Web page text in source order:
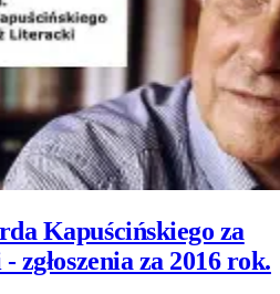
Kapuścińskiego za
za 2016 rok.